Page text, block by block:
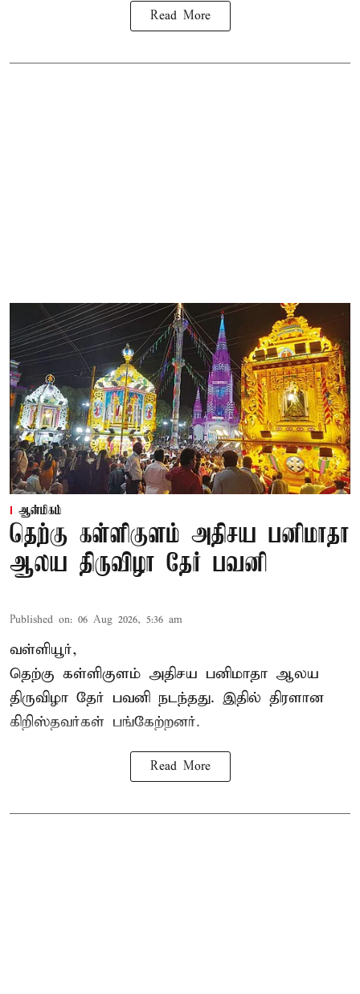
Read More
ஆன்மிகம்
தெற்கு கள்ளிகுளம் அதிசய பனிமாதா
ஆலய திருவிழா தேர் பவனி
Published on: 06 Aug 2026, 5:36 am
வள்ளியூர்,
தெற்கு கள்ளிகுளம் அதிசய பனிமாதா ஆலய
திருவிழா தேர் பவனி நடந்தது. இதில் திரளான
கிறிஸ்தவர்கள் பங்கேற்றனர்.
Read More